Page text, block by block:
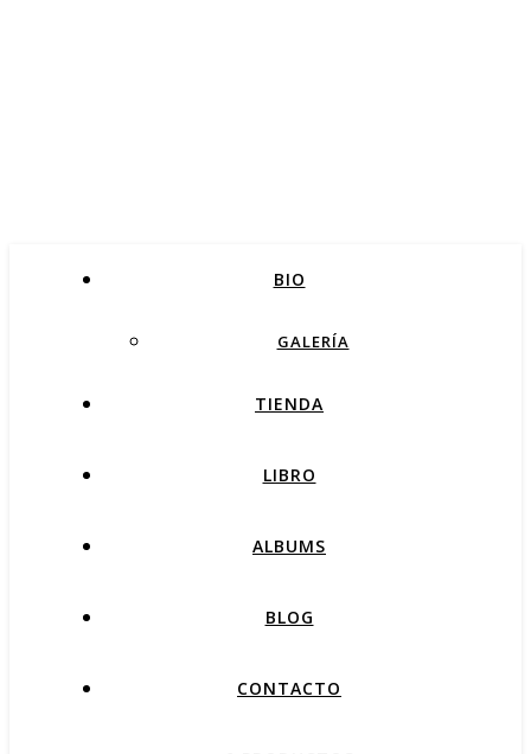
BIO
GALERÍA
TIENDA
LIBRO
ALBUMS
BLOG
CONTACTO